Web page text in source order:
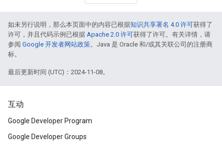
如未另行说明，那么本页面中的内容已根据知识共享署名 4.0 许可获得了
许可，并且代码示例已根据 Apache 2.0 许可获得了许可。有关详情，请
参阅 Google 开发者网站政策。Java 是 Oracle 和/或其关联公司的注册商
标。
最后更新时间 (UTC)：2024-11-08。
互动
Google Developer Program
Google Developer Groups